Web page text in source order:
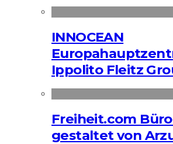
INNOCEAN
Ippolito Fleitz
Freiheit.com
gestaltet von